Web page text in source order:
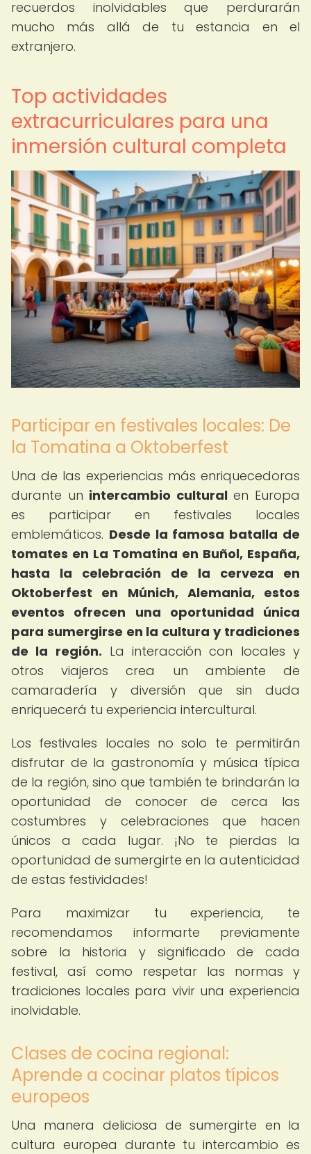
recuerdos inolvidables que perdurarán
mucho más allá de tu estancia en el
extranjero.
Top actividades
extracurriculares para una
inmersión cultural completa
Participar en festivales locales: De
la Tomatina a Oktoberfest
Una de las experiencias más enriquecedoras
durante un intercambio culturalen Europa
es participar en festivales locales
emblemáticos. Desde la famosa batalla de
tomates en La Tomatina en Buñol, España,
hasta la celebración de la cerveza en
Oktoberfest en Múnich, Alemania, estos
eventos ofrecen una oportunidad única
para sumergirse en la cultura y tradiciones
de la región. La interacción con locales y
otros viajeros crea un ambiente de
camaradería y diversión que sin duda
enriquecerá tu experiencia intercultural.
Los festivales locales no solo te permitirán
disfrutar de la gastronomía y música típica
de la región, sino que también te brindarán la
oportunidad de conocer de cerca las
costumbres y celebraciones que hacen
únicos a cada lugar. ¡No te pierdas la
oportunidad de sumergirte en la autenticidad
de estas festividades!
Para maximizar tu experiencia, te
recomendamos informarte previamente
sobre la historia y significado de cada
festival, así como respetar las normas y
tradiciones locales para vivir una experiencia
inolvidable.
Clases de cocina regional:
Aprende a cocinar platos típicos
europeos
Una manera deliciosa de sumergirte en la
cultura europea durante tu intercambio es